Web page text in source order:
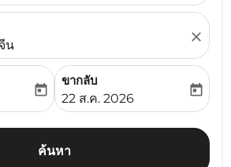
น
close
date-aria-label
today
ขากลับ
fc-booking-return-date-
22 ส.ค. 2026
today
ค้นหา